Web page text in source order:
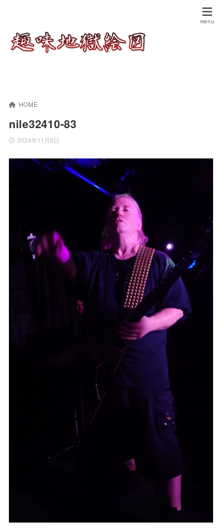
HOME
nile32410-83
2024年11月6日